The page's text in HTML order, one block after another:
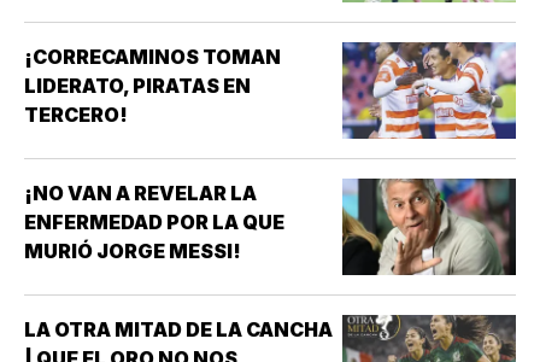
¡CORRECAMINOS TOMAN
LIDERATO, PIRATAS EN
TERCERO!
¡NO VAN A REVELAR LA
ENFERMEDAD POR LA QUE
MURIÓ JORGE MESSI!
LA OTRA MITAD DE LA CANCHA